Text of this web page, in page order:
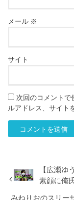
メール ※
サイト
次回のコメントで
ルアドレス、サイト
【広瀬ゆ
素顔に俺
みねりおのスリー